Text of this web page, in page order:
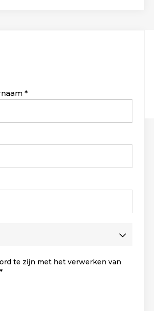
te zijn met het verwerken van